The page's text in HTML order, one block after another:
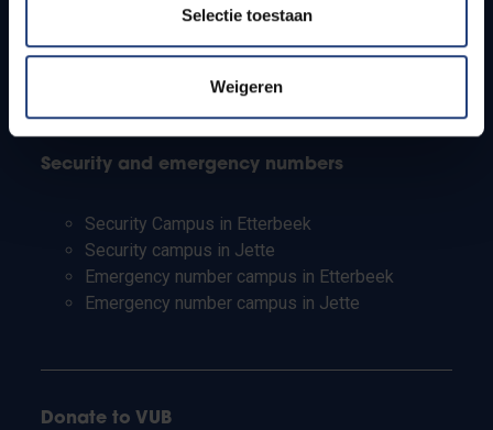
Selectie toestaan
Weigeren
PhD students
Teachers and secondary schools
Working students
Security and emergency numbers
Security Campus in Etterbeek
Security campus in Jette
Emergency number campus in Etterbeek
Emergency number campus in Jette
Donate to VUB